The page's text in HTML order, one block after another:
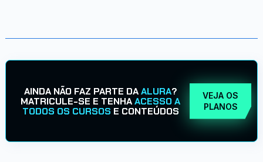
AINDA NÃO FAZ PARTE DAALURA?
MATRICULE-SE E TENHAACESSO A
TODOS OS CURSOS E CONTEÚDOS
VEJA OS
PLANOS